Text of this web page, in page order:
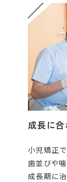
成長に
小児矯正
歯並びや噛
成長期に